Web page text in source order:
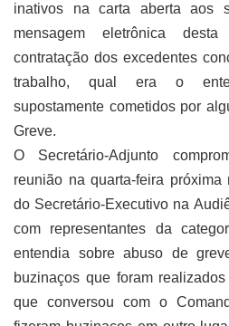
inativos na carta aberta aos
mensagem eletrônica
contratação dos excedentes
trabalho, qual era o
supostamente cometidos por
Greve.
O Secretário-Adjunto
reunião na quarta-feira próxima
do Secretário-Executivo na
com representantes da
entendia sobre abuso de
buzinaços que foram
que conversou com o